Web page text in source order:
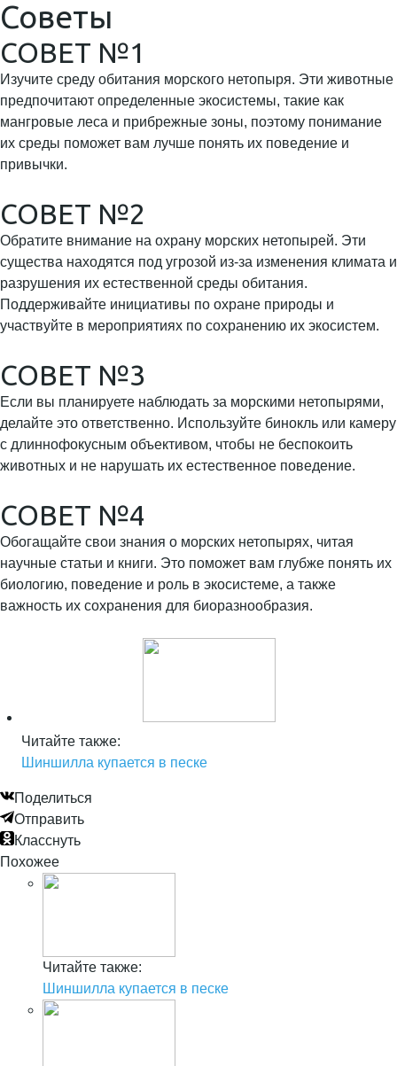
Советы
СОВЕТ №1
Изучите среду обитания морского нетопыря. Эти животные
предпочитают определенные экосистемы, такие как
мангровые леса и прибрежные зоны, поэтому понимание
их среды поможет вам лучше понять их поведение и
привычки.
СОВЕТ №2
Обратите внимание на охрану морских нетопырей. Эти
существа находятся под угрозой из-за изменения климата и
разрушения их естественной среды обитания.
Поддерживайте инициативы по охране природы и
участвуйте в мероприятиях по сохранению их экосистем.
СОВЕТ №3
Если вы планируете наблюдать за морскими нетопырями,
делайте это ответственно. Используйте бинокль или камеру
с длиннофокусным объективом, чтобы не беспокоить
животных и не нарушать их естественное поведение.
СОВЕТ №4
Обогащайте свои знания о морских нетопырях, читая
научные статьи и книги. Это поможет вам глубже понять их
биологию, поведение и роль в экосистеме, а также
важность их сохранения для биоразнообразия.
Читайте также:
Шиншилла купается в песке
Поделиться
Отправить
Класснуть
Похожее
Читайте также:
Шиншилла купается в песке